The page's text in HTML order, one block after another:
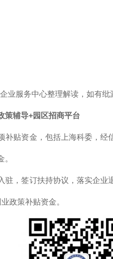
业服务中心整理解读，如有纰
策辅导+园区招商平台
补贴资金，包括上海科委，
驻，签订扶持协议，落实企
政策补贴资金。